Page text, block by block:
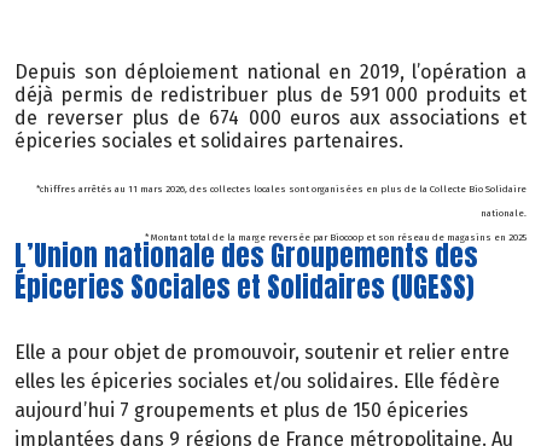
Depuis son déploiement national en 2019, l’opération a
déjà permis de redistribuer plus de 591 000 produits et
de reverser plus de 674 000 euros aux associations et
épiceries sociales et solidaires partenaires.
*chiffres arrêtés au 11 mars 2026, des collectes locales sont organisées en plus de la Collecte Bio Solidaire
nationale.
* Montant total de la marge reversée par Biocoop et son réseau de magasins en 2025
L’Union nationale des Groupements des
Épiceries Sociales et Solidaires (UGESS)
Elle a pour objet de promouvoir, soutenir et relier entre
elles les épiceries sociales et/ou solidaires. Elle fédère
aujourd’hui 7 groupements et plus de 150 épiceries
implantées dans 9 régions de France métropolitaine. Au